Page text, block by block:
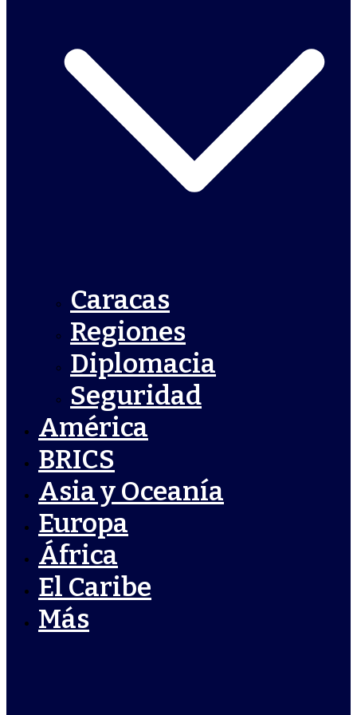
Caracas
Regiones
Diplomacia
Seguridad
América
BRICS
Asia y Oceanía
Europa
África
El Caribe
Más